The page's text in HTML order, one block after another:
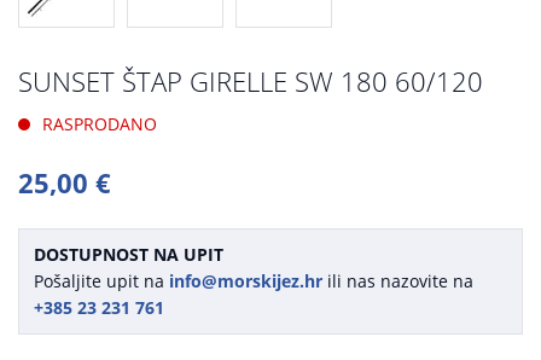
SUNSET ŠTAP GIRELLE SW 180 60/120
RASPRODANO
25,00 €
DOSTUPNOST NA UPIT
Pošaljite upit na info@morskijez.hr ili nas nazovite na
+385 23 231 761